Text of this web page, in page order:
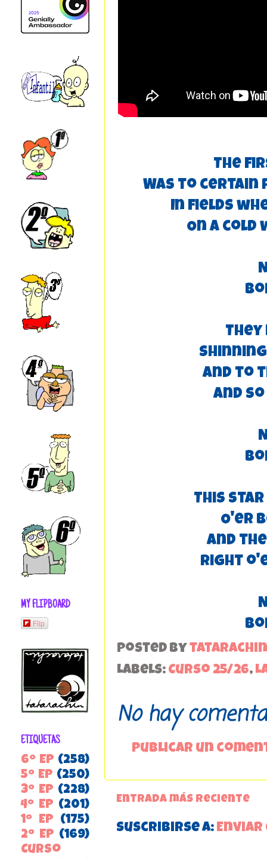
The
Was to certain
In fields
On a
And to
And
This
O'er
And
Right
Posted by tatarachin
Labels: Curso 25/26,
No hay
Publicar un
Entrada más reciente
Suscribirse a: Enviar
MY FLIPBOARD
Flip
ETIQUETAS
6º EP (258)
5º EP (250)
3º EP (228)
4º EP (201)
1º EP
(175)
2º EP (169)
Curso